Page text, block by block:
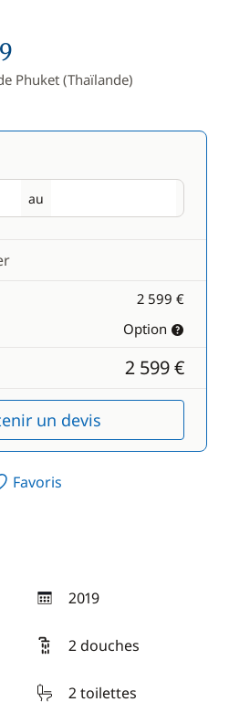
Phuket (Thaïlande)
au
Retour
2 599 €
Option
2 599 €
un devis
Favoris
2019
année
2 douches
2 toilettes